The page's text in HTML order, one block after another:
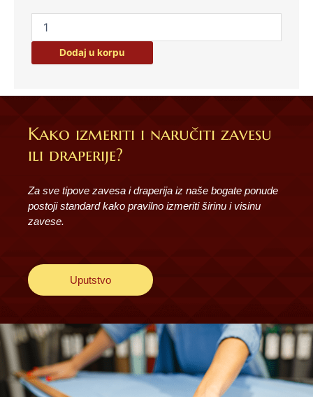
Dodaj u korpu
Kako izmeriti i naručiti zavesu
ili draperije?
Za sve tipove zavesa i draperija iz naše bogate ponude
postoji standard kako pravilno izmeriti širinu i visinu
zavese.
Uputstvo